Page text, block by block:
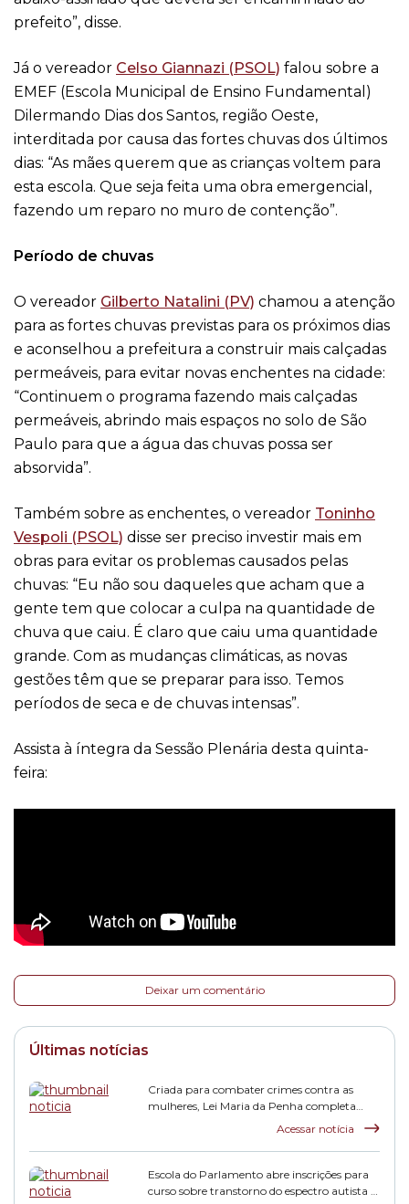
prefeito”, disse.
Já o vereador Celso Giannazi (PSOL) falou sobre a
EMEF (Escola Municipal de Ensino Fundamental)
Dilermando Dias dos Santos, região Oeste,
interditada por causa das fortes chuvas dos últimos
dias: “As mães querem que as crianças voltem para
esta escola. Que seja feita uma obra emergencial,
fazendo um reparo no muro de contenção”.
Período de chuvas
O vereador Gilberto Natalini (PV) chamou a atenção
para as fortes chuvas previstas para os próximos dias
e aconselhou a prefeitura a construir mais calçadas
permeáveis, para evitar novas enchentes na cidade:
“Continuem o programa fazendo mais calçadas
permeáveis, abrindo mais espaços no solo de São
Paulo para que a água das chuvas possa ser
absorvida”.
Também sobre as enchentes, o vereador Toninho
Vespoli (PSOL) disse ser preciso investir mais em
obras para evitar os problemas causados pelas
chuvas: “Eu não sou daqueles que acham que a
gente tem que colocar a culpa na quantidade de
chuva que caiu. É claro que caiu uma quantidade
grande. Com as mudanças climáticas, as novas
gestões têm que se preparar para isso. Temos
períodos de seca e de chuvas intensas”.
Assista à íntegra da Sessão Plenária desta quinta-
feira:
Deixar um comentário
Últimas notícias
Criada para combater crimes contra as
mulheres, Lei Maria da Penha completa
Acessar notícia
Escola do Parlamento abre inscrições para
curso sobre transtorno do espectro autista e